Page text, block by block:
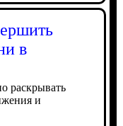
в
раскрывать
и